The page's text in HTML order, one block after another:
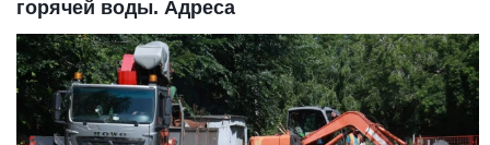
горячей воды. Адреса